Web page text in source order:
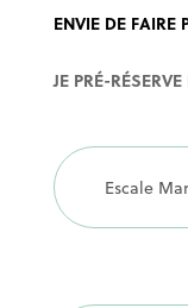
ENVIE DE
EXPERIENCE
CARTE
JE PRÉ-